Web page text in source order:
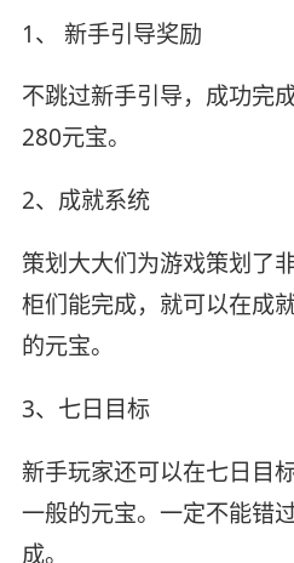
1、 新手引导奖励
不跳过新手引导，成功完
280元宝。
2、成就系统
策划大大们为游戏策划了
柜们能完成，就可以在成
的元宝。
3、七日目标
新手玩家还可以在七日目
一般的元宝。一定不能错
成。